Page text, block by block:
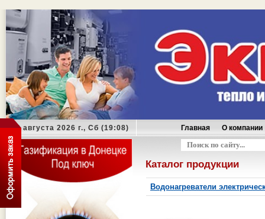
08 августа 2026 г., Сб (19:08) Главная
О компании
Оформить заказ
Каталог продукции
Водонагреватели